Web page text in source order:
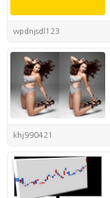
wpdnjsdl123
khj990421